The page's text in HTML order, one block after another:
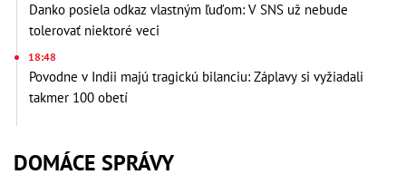
Danko posiela odkaz vlastným ľuďom: V SNS už nebude
tolerovať niektoré veci
18:48
Povodne v Indii majú tragickú bilanciu: Záplavy si vyžiadali
takmer 100 obetí
DOMÁCE SPRÁVY